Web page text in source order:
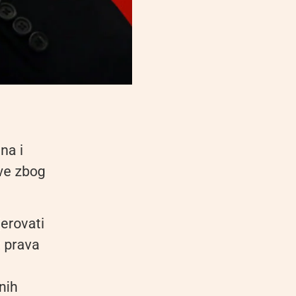
i
zbog
prava